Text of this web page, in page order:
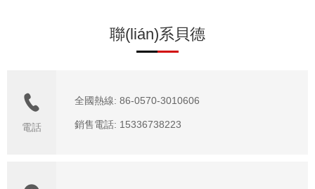
聯(lián)系貝德
電話
全國熱線: 86-0570-3010606
銷售電話: 15336738223